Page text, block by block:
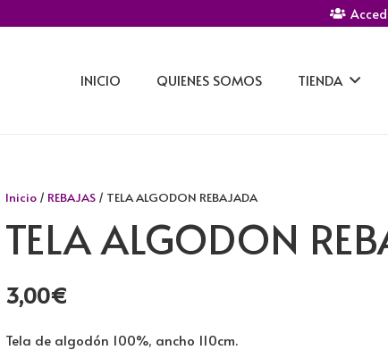
INICIO QUIENES SOMOS TIENDA
Inicio/ REBAJAS/ TELA ALGODON REBAJADA
TELA ALGODON
3,00€
Tela de algodón 100%, ancho 110cm.